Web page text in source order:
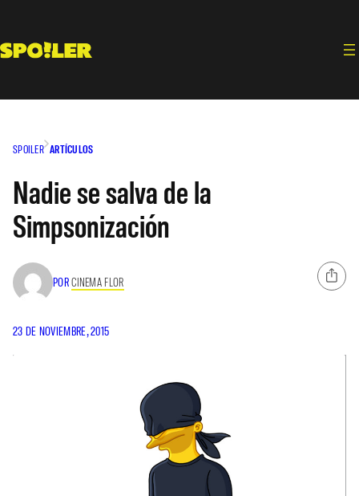
contenido
SPOILER ARTÍCULOS
Nadie se salva de la
Simpsonización
PORCINEMA FLOR
23 DE NOVIEMBRE, 2015